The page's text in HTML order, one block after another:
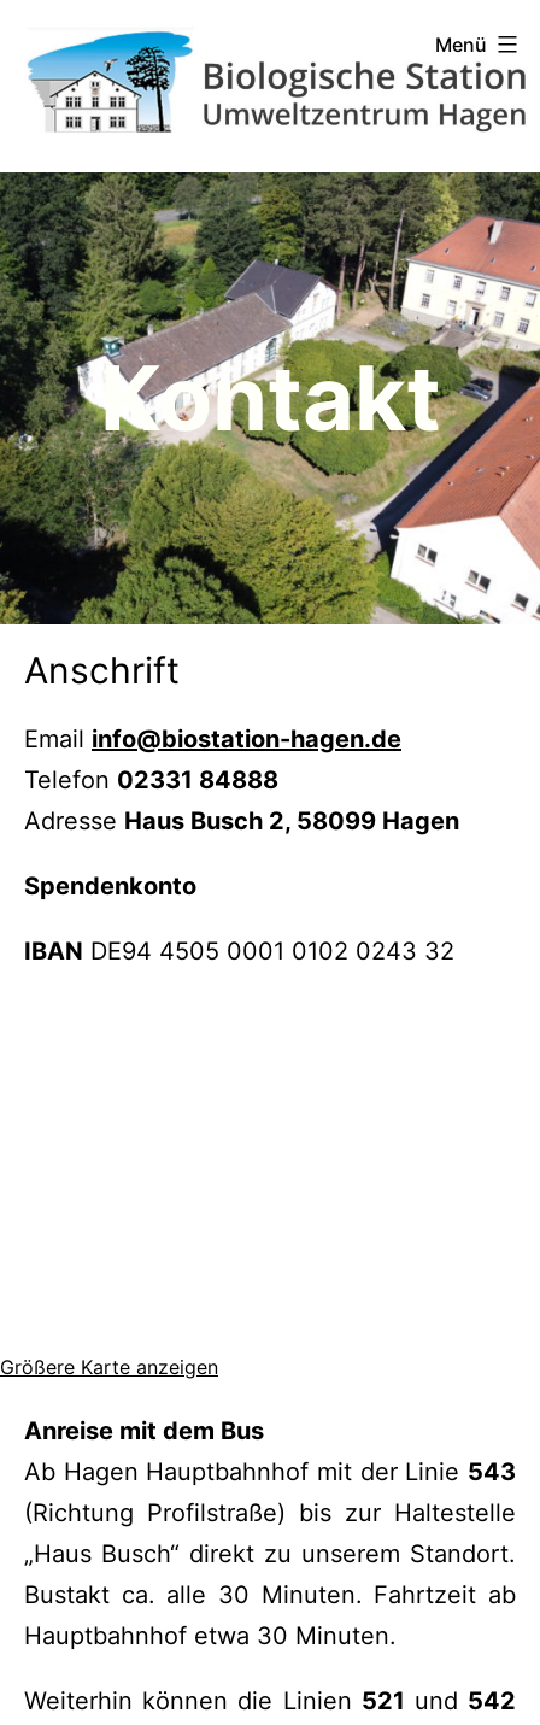
Inhalt
springen
Biologische
Station
Hagen
Menü
Kontakt
Anschrift
Email info@biostation-hagen.de
Telefon 02331 84888
Adresse Haus Busch 2, 58099 Hagen
Spendenkonto
IBAN DE94 4505 0001 0102 0243 32
Größere Karte anzeigen
Anreise mit dem Bus
Ab Hagen Hauptbahnhof mit der Linie 543
(Richtung Profilstraße) bis zur Haltestelle
„Haus Busch“ direkt zu unserem Standort.
Bustakt ca. alle 30 Minuten. Fahrtzeit ab
Hauptbahnhof etwa 30 Minuten.
Weiterhin können die Linien 521 und 542